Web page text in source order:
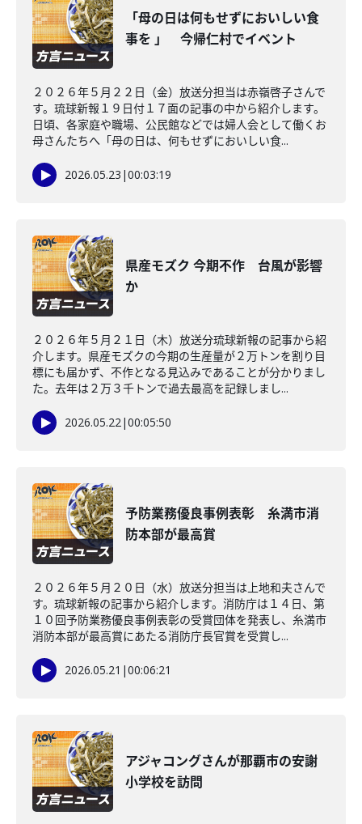
「母の日は何もせずにおいしい食
事を 」 今帰仁村でイベント
２０２６年５月２２日（金）放送分担当は赤嶺啓子さんで
す。琉球新報１９日付１７面の記事の中から紹介します。
日頃、各家庭や職場、公民館などでは婦人会として働くお
母さんたちへ「母の日は、何もせずにおいしい食...
2026.05.23 |00:03:19
県産モズク 今期不作 台風が影響
か
２０２６年５月２１日（木）放送分琉球新報の記事から紹
介します。県産モズクの今期の生産量が２万トンを割り目
標にも届かず、不作となる見込みであることが分かりまし
た。去年は２万３千トンで過去最高を記録しまし...
2026.05.22|00:05:50
予防業務優良事例表彰 糸満市消
防本部が最高賞
２０２６年５月２０日（水）放送分担当は上地和夫さんで
す。琉球新報の記事から紹介します。消防庁は１４日、第
１０回予防業務優良事例表彰の受賞団体を発表し、糸満市
消防本部が最高賞にあたる消防庁長官賞を受賞し...
2026.05.21 |00:06:21
アジャコングさんが那覇市の安謝
小学校を訪問